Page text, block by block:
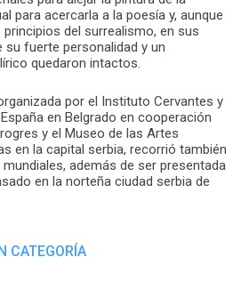
para acercarla a la poesía y, aunque
del surrealismo, en sus
su fuerte personalidad y un
quedaron intactos.
por el Instituto Cervantes y
en Belgrado en cooperación
y el Museo de las Artes
en la capital serbia, recorrió también
además de ser presentada
en la norteña ciudad serbia de
CATEGORÍA